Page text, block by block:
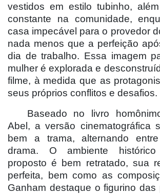
vestidos em estilo tubinho,
constante na comunidade,
casa impecável para o provedor
nada menos que a perfeição
dia de trabalho. Essa imagem
mulher é explorada e
filme, à medida que as
seus próprios conflitos e desafios.
Baseado no livro homô
Abel, a versão cinematográfica
bem a trama, alternando
drama. O ambiente
proposto é bem retratado, sua
perfeita, bem como as
Ganham destaque o figurino das